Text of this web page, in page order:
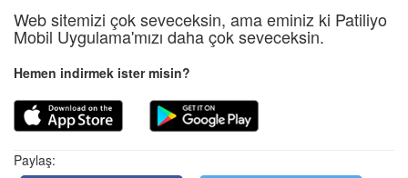
Web sitemizi çok seveceksin, ama eminiz ki Patiliyo
Mobil Uygulama'mızı daha çok seveceksin.
Hemen indirmek ister misin?
Paylaş: